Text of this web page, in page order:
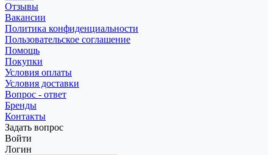
Отзывы
Вакансии
Политика конфиденциальности
Пользовательское соглашение
Помощь
Покупки
Условия оплаты
Условия доставки
Вопрос - ответ
Бренды
Контакты
Задать вопрос
Войти
Логин